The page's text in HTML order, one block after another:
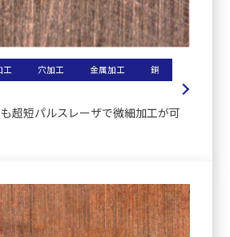
工 穴加工 金属加工 銅
超短パルスレーザで微細加工が可